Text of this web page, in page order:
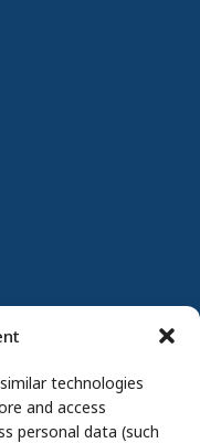
technologies
and access
personal data (such